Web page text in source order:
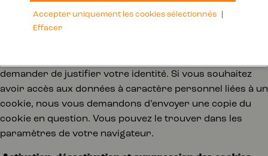
Vous avez le droit de demander de consulter, corriger
demander de justifier votre identité. Si vous souhaitez
avoir accès aux données à caractère personnel liées à un
cookie, nous vous demandons d’envoyer une copie du
cookie en question. Vous pouvez le trouver dans les
paramètres de votre navigateur.
Accepter uniquement les cookies sélectionnés
Effacer